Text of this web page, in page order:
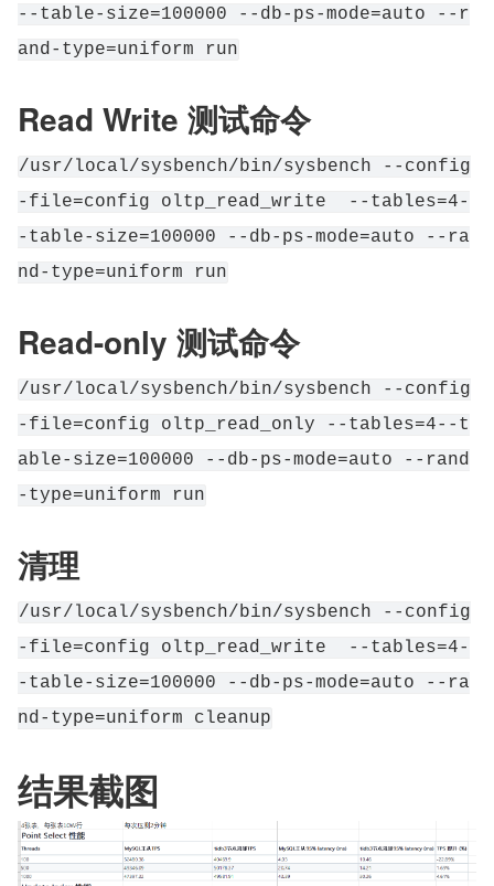
--table-size=100000 --db-ps-mode=auto --r
and-type=uniform run
Read Write 测试命令
/usr/local/sysbench/bin/sysbench --config
-file=config oltp_read_write  --tables=4-
-table-size=100000 --db-ps-mode=auto --ra
nd-type=uniform run
Read-only 测试命令
/usr/local/sysbench/bin/sysbench --config
-file=config oltp_read_only --tables=4--t
able-size=100000 --db-ps-mode=auto --rand
-type=uniform run
清理
/usr/local/sysbench/bin/sysbench --config
-file=config oltp_read_write  --tables=4-
-table-size=100000 --db-ps-mode=auto --ra
nd-type=uniform cleanup
结果截图